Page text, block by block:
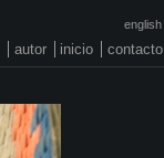
english
autor inicio contacto